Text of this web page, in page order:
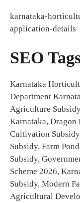
karnataka-
application-details
SEO
Karnataka
Department
Agriculture
Karnataka, Dragon
Cultivation
Subsidy, Farm
Subsidy,
Scheme 2026,
Subsidy, Modern
Agricultural